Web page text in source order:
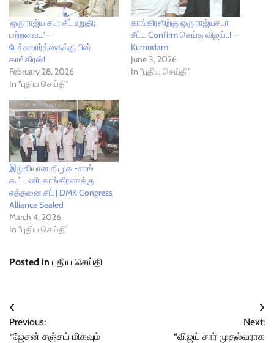
'ஒரு ராஜ்ய சபா சீட் உறுதி;
மற்றவை…' –
பேச்சுவார்த்தைக்கு பின்
காங்கிரஸ்!
February 28, 2026
In "புதிய செய்தி"
காங்கிரஸிற்கு ஒரு ராஜ்யசபா
சீட்… Confirm செய்த விஜய்..! –
Kumudam
June 3, 2026
In "புதிய செய்தி"
இறுதியான திமுக -காங்
கூட்டணி; காங்கிரஸுக்கு
எத்தனை சீட் | DMK Congress
Alliance Sealed
March 4, 2026
In "புதிய செய்தி"
Posted in புதிய செய்தி
Post
navigation
Previous:
“ஜேசன் சஞ்சய் மிகவும்
Next:
“விஜய் சார் முதல்வராக